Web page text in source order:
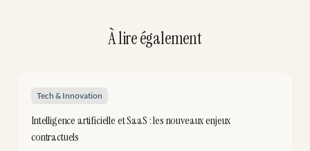
À lire également
Tech & Innovation
Intelligence artificielle et SaaS : les nouveaux enjeux
contractuels